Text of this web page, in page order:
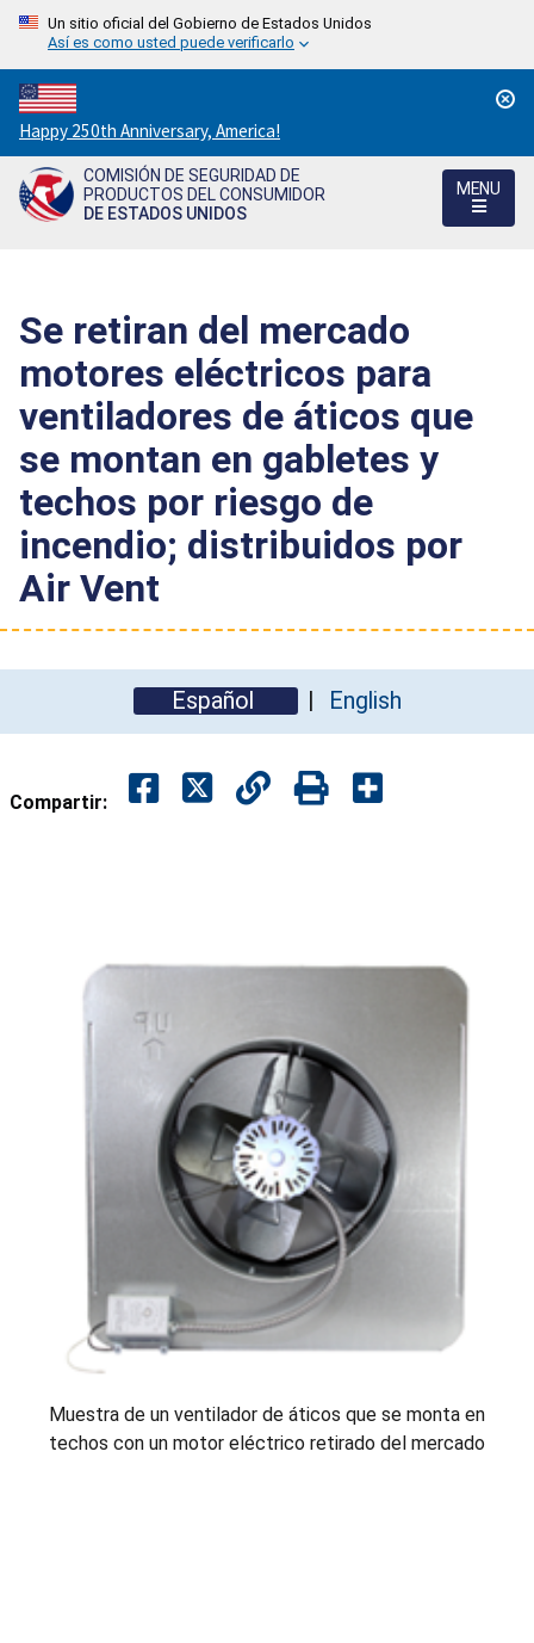
Un sitio oficial del Gobierno de Estados Unidos
Así es como usted puede verificarlo
Countdown
to
America's
250th
Happy 250th Anniversary, America!
COMISIÓN DE SEGURIDAD DE
PRODUCTOS DEL CONSUMIDOR
DE ESTADOS UNIDOS
MENU
Se retiran del mercado
motores eléctricos para
ventiladores de áticos que
se montan en gabletes y
techos por riesgo de
incendio; distribuidos por
Air Vent
Español English
Compartir:
Muestra de un ventilador de áticos que se monta en
techos con un motor eléctrico retirado del mercado